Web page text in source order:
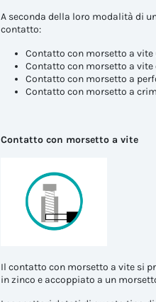
A seconda della loro modalità di
contatto:
Contatto con morsetto a vite
Contatto con morsetto a vite
Contatto con morsetto a
Contatto con morsetto a
Contatto con morsetto a vite
Il contatto con morsetto a vite si
in zinco e accoppiato a un